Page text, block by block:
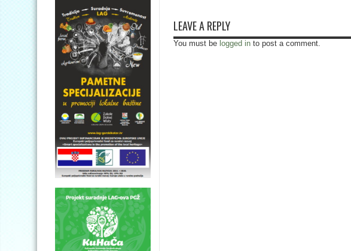
LEAVE A REPLY
You must be logged in to post a comment.